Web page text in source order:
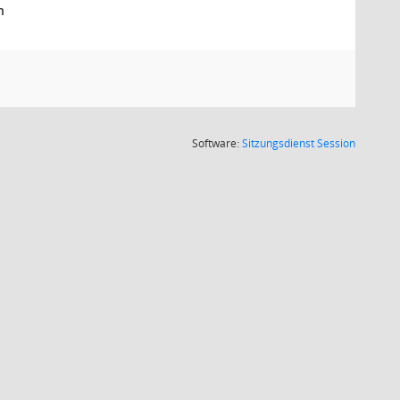
Software:SitzungsdienstSession(Wird in